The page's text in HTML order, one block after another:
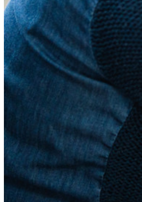
Access Intelligence
Intégration de répertoire
intégration-sso
Self-hosting Bitwarden
Politiques de sécurité de l'Entreprise
Récupération de compte
Générateur de mot de passe
Testeur de Force du Mot de Passe
Générateur de Phrase Secrète
Générateur de nom d'utilisateur
Explorez tous les outils et
Ressources